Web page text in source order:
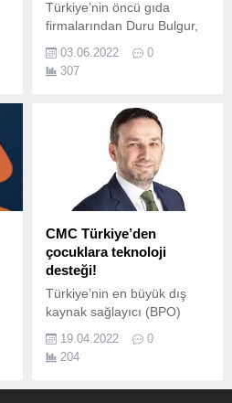
Türkiye’nin öncü gıda
firmalarından Duru Bulgur,
vermeye devam ediyor.
03.06.2022
0
307
CMC Türkiye’den
çocuklara teknoloji
desteği!
Türkiye’nin en büyük dış
kaynak sağlayıcı (BPO)
çocuklara erken yaşta dijital
bilgi ve beceriler
19.04.2022
0
204